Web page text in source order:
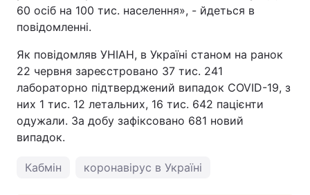
60 осіб на 100 тис. населення», - йдеться в
повідомленні.
Як повідомляв УНІАН, в Україні станом на ранок
22 червня зареєстровано 37 тис. 241
лабораторно підтверджений випадок COVID-19, з
них 1 тис. 12 летальних, 16 тис. 642 пацієнти
одужали. За добу зафіксовано 681 новий
випадок.
Кабмін коронавірус в Україні